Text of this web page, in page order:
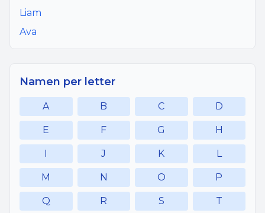
Liam
Ava
Namen per letter
A B C D
E F G H
I J K L
M N O P
Q R S T